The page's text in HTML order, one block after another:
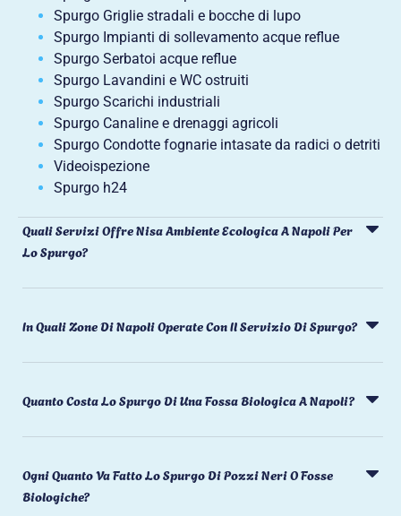
Spurgo Griglie stradali e bocche di lupo
Spurgo Impianti di sollevamento acque reflue
Spurgo Serbatoi acque reflue
Spurgo Lavandini e WC ostruiti
Spurgo Scarichi industriali
Spurgo Canaline e drenaggi agricoli
Spurgo Condotte fognarie intasate da radici o detriti
Videoispezione
Spurgo h24
Quali Servizi Offre Nisa Ambiente Ecologica A Napoli Per
Lo Spurgo?
In Quali Zone Di Napoli Operate Con Il Servizio Di Spurgo?
Quanto Costa Lo Spurgo Di Una Fossa Biologica A Napoli?
Ogni Quanto Va Fatto Lo Spurgo Di Pozzi Neri O Fosse
Biologiche?